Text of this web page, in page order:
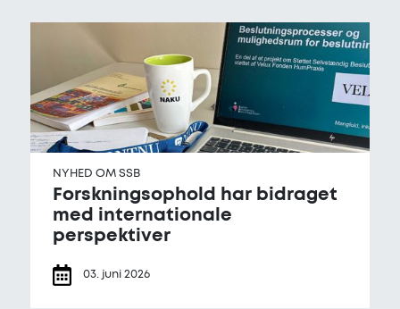
Forskningsophold har bidraget med internationale
NYHED OM SSB
Forskningsophold har bidraget
med internationale
perspektiver
03. juni 2026